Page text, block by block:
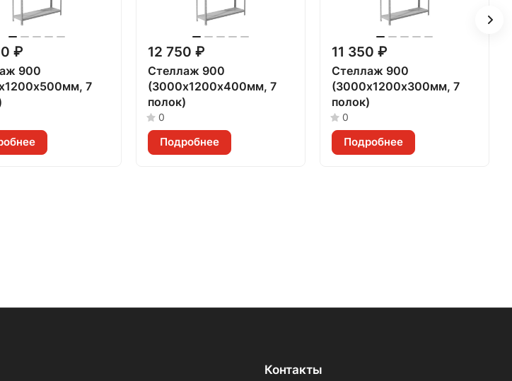
₽
900
7
12 750 ₽
Стеллаж 900
(3000х1200х400мм, 7
полок)
0
Подробнее
11 350 ₽
Стеллаж 900
(3000х1200х300мм, 7
полок)
0
Подробнее
Контакты